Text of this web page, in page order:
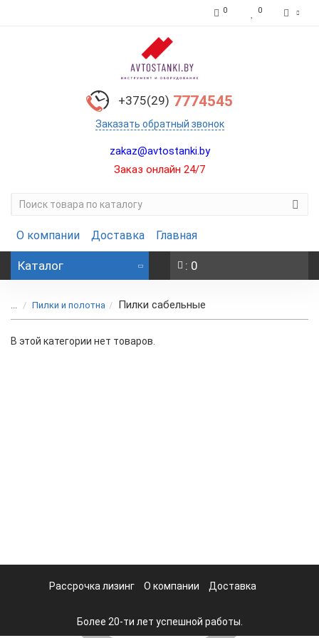
0 0
+375(29) 7774545
Заказать обратный звонок
zakaz@avtostanki.by
Заказ онлайн 24/7
О компании Доставка Главная
Каталог : 0
... Пилки и полотна Пилки сабельные
В этой категории нет товаров.
Рассрочка лизинг О компании Доставка
Более 20-ти лет успешной работы.